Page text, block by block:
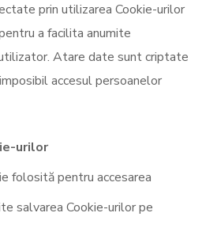
prin utilizarea Cookie-urilor
a facilita anumite
Atare date sunt criptate
accesul persoanelor
urilor
folosită pentru accesarea
salvarea Cookie-urilor pe